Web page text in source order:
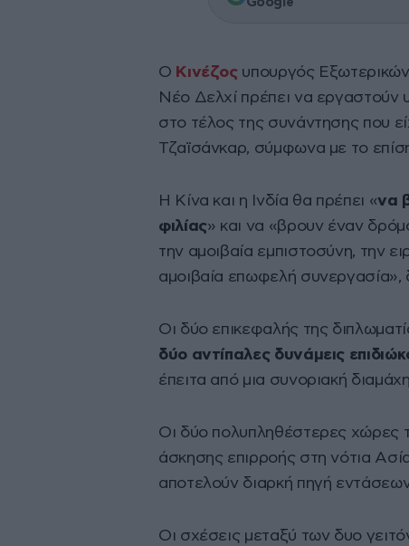
Ο Κινέζος υπουργός
Νέο Δελχί πρέπει να εργαστούν
στο τέλος της συνάντησης που
Τζαϊσάνκαρ, σύμφωνα με το
Η Κίνα και η Ινδία θα πρέπει «να
φιλίας» και να «βρουν έναν
την αμοιβαία εμπιστοσύνη, την
αμοιβαία επωφελή
Οι δύο επικεφαλής της
δύο αντίπαλες δυνάμεις
έπειτα από μια συνοριακή
Οι δύο πολυπληθέστερες χώρες
άσκησης επιρροής στη νότια
αποτελούν διαρκή πηγή
Οι σχέσεις μεταξύ των δυο